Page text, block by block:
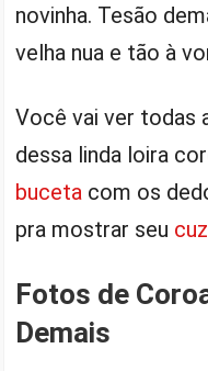
novinha. Tesão
velha nua e tão à
Você vai ver todas
dessa linda loira
buceta com os
pra mostrar seu
Fotos de
Demais